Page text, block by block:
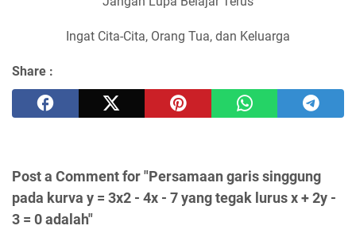
Ingat Cita-Cita, Orang Tua, dan Keluarga
Share :
Post a Comment for "Persamaan garis singgung
pada kurva y = 3x2 - 4x - 7 yang tegak lurus x + 2y -
3 = 0 adalah"